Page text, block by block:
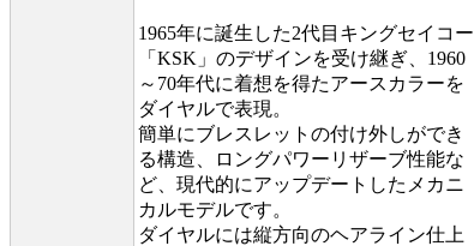
1965年に誕生した2代目キングセイコー
「KSK」のデザインを受け継ぎ、1960
～70年代に着想を得たアースカラーを
ダイヤルで表現。
簡単にブレスレットの付け外しができ
る構造、ロングパワーリザーブ性能な
ど、現代的にアップデートしたメカニ
カルモデルです。
ダイヤルには縦方向のヘアライン仕上